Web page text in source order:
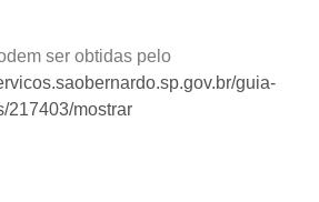
ser obtidas pelo
guia-
217403/mostrar